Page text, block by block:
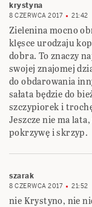
krystyna
8 CZERWCA 2017 21:42
Zielenina mocno
klęsce urodzaju
dobra. To znaczy
swojej znajomej
do obdarowania
sałata będzie do
szczypiorek i
Jeszcze nie ma
pokrzywę i skrzyp.
szarak
8 CZERWCA 2017 21:52
nie Krystyno, nie